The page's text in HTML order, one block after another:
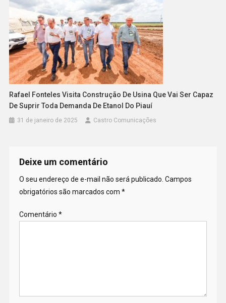
Rafael Fonteles Visita Construção De Usina Que Vai Ser Capaz
De Suprir Toda Demanda De Etanol Do Piauí
31 de janeiro de 2025 Castro Comunicações
Deixe um comentário
O seu endereço de e-mail não será publicado. Campos
obrigatórios são marcados com *
Comentário *